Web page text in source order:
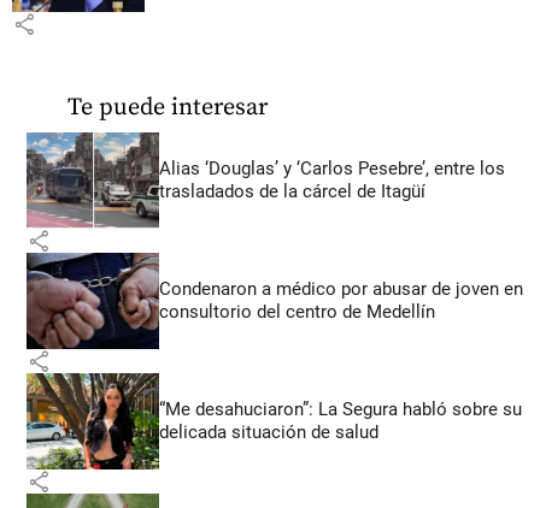
share
Te puede interesar
Alias ‘Douglas’ y ‘Carlos Pesebre’, entre los
trasladados de la cárcel de Itagüí
share
Condenaron a médico por abusar de joven en
consultorio del centro de Medellín
share
“Me desahuciaron”: La Segura habló sobre su
delicada situación de salud
share